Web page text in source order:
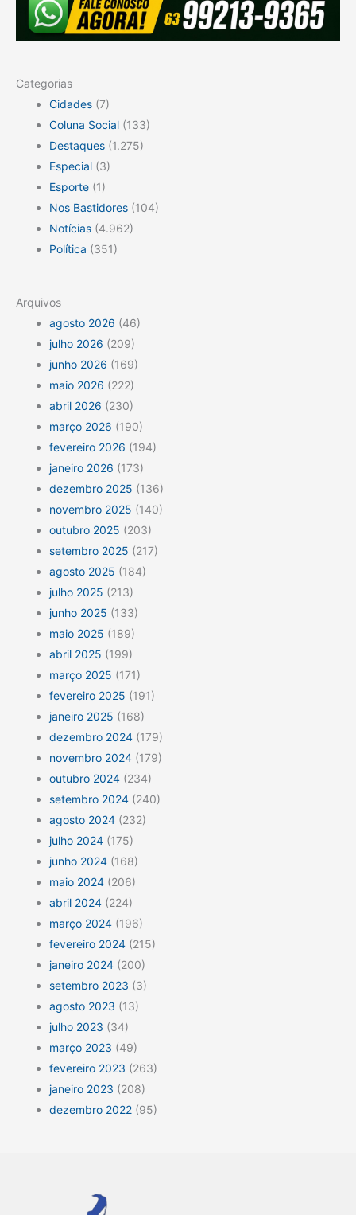
Categorias
Cidades (7)
Coluna Social (133)
Destaques (1.275)
Especial (3)
Esporte (1)
Nos Bastidores (104)
Notícias (4.962)
Política (351)
Arquivos
agosto 2026 (46)
julho 2026 (209)
junho 2026 (169)
maio 2026 (222)
abril 2026 (230)
março 2026 (190)
fevereiro 2026 (194)
janeiro 2026 (173)
dezembro 2025 (136)
novembro 2025 (140)
outubro 2025 (203)
setembro 2025 (217)
agosto 2025 (184)
julho 2025 (213)
junho 2025 (133)
maio 2025 (189)
abril 2025 (199)
março 2025 (171)
fevereiro 2025 (191)
janeiro 2025 (168)
dezembro 2024 (179)
novembro 2024 (179)
outubro 2024 (234)
setembro 2024 (240)
agosto 2024 (232)
julho 2024 (175)
junho 2024 (168)
maio 2024 (206)
abril 2024 (224)
março 2024 (196)
fevereiro 2024 (215)
janeiro 2024 (200)
setembro 2023 (3)
agosto 2023 (13)
julho 2023 (34)
março 2023 (49)
fevereiro 2023 (263)
janeiro 2023 (208)
dezembro 2022 (95)